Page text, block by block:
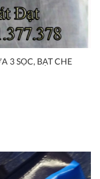
3 SỌC, BẠT CHE